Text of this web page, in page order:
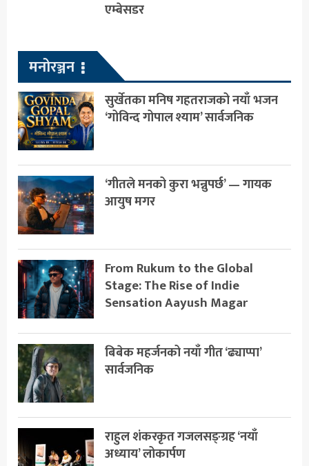
एम्बेसडर
मनोरञ्जन
सुर्खेतका मनिष गहतराजको नयाँ भजन
‘गोविन्द गोपाल श्याम’ सार्वजनिक
‘गीतले मनको कुरा भन्नुपर्छ’ — गायक
आयुष मगर
From Rukum to the Global
Stage: The Rise of Indie
Sensation Aayush Magar
बिबेक महर्जनको नयाँ गीत ‘ढ्याप्पा’
सार्वजनिक
राहुल शंकरकृत गजलसङ्ग्रह ‘नयाँ
अध्याय’ लोकार्पण